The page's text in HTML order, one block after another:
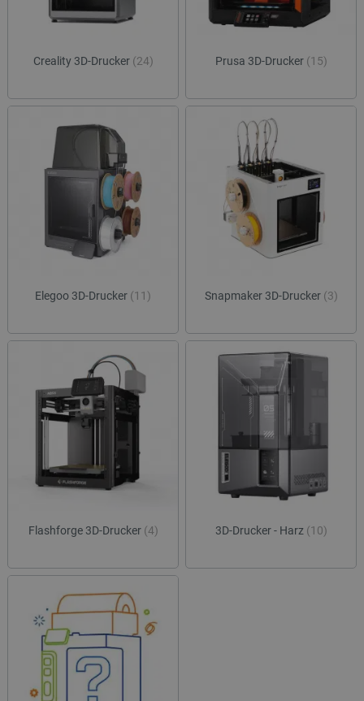
Creality 3D-Drucker (24) Prusa 3D-Drucker (15)
Elegoo 3D-Drucker (11) Snapmaker 3D-Drucker (3)
Flashforge 3D-Drucker (4) 3D-Drucker - Harz (10)